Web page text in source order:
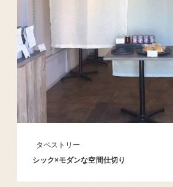
タペストリー
シック×モダンな空間仕切り